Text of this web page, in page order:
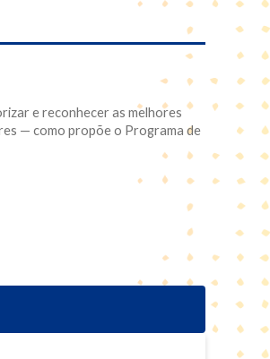
e reconhecer as melhores
— como propõe o Programa de